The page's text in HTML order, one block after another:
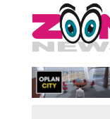
to
content